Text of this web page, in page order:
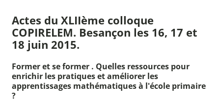
Actes du XLIIème colloque
COPIRELEM. Besançon les 16, 17 et
18 juin 2015.
Former et se former . Quelles ressources pour
enrichir les pratiques et améliorer les
apprentissages mathématiques à l'école primaire
?